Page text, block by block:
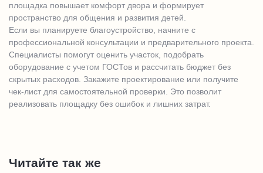
площадка повышает комфорт двора и формирует
пространство для общения и развития детей.
Если вы планируете благоустройство, начните с
профессиональной консультации и предварительного проекта.
Специалисты помогут оценить участок, подобрать
оборудование с учетом ГОСТов и рассчитать бюджет без
скрытых расходов. Закажите проектирование или получите
чек-лист для самостоятельной проверки. Это позволит
реализовать площадку без ошибок и лишних затрат.
Читайте так же